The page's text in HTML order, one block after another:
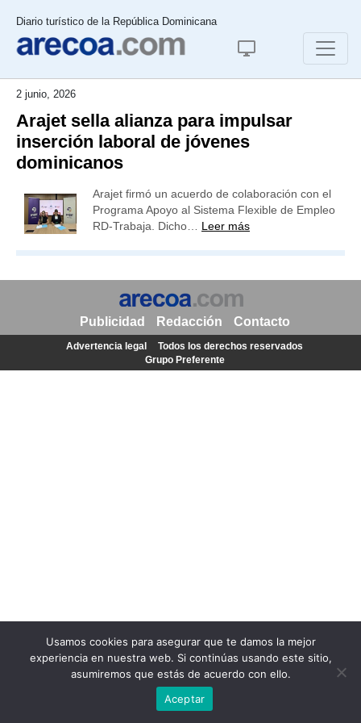
Diario turístico de la República Dominicana
2 junio, 2026
Arajet sella alianza para impulsar
inserción laboral de jóvenes
dominicanos
Arajet firmó un acuerdo de colaboración con el
Programa Apoyo al Sistema Flexible de Empleo
RD-Trabaja. Dicho… Leer más
Usamos cookies para asegurar que te damos la mejor
experiencia en nuestra web. Si continúas usando este sitio,
asumiremos que estás de acuerdo con ello.
Aceptar
Publicidad Redacción Contacto
Advertencia legal
Todos los derechos reservados
Grupo Preferente